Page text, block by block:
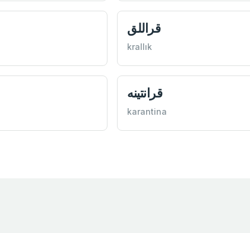
قراللق
krallık
قرانتينه
karantina